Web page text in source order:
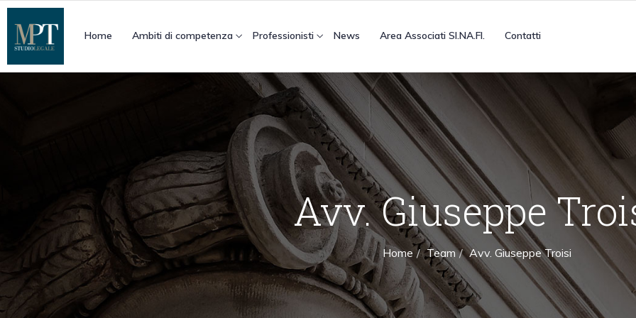
Home Ambiti di competenza Professionisti News Area Associati SI.NA.FI. Contatti
Avv. Giuseppe
Home Team Avv. Giuseppe Troisi